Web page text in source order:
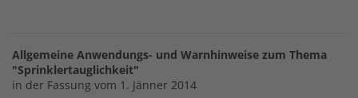
Allgemeine Anwendungs- und Warnhinweise zum Thema
"Sprinklertauglichkeit"
in der Fassung vom 1. Jänner 2014